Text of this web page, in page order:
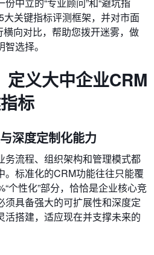
大关键指标评测框架，并对市面
向对比，帮助您拨开迷雾，做
选择。
定义大中企业CRM
标
深度定制化能力
务流程、组织架构和管理模式都
。标准化的CRM功能往往只能覆
个性化”部分，恰恰是企业核心竞
须具备强大的可扩展性和深度定
活搭建，适应现在并支撑未来的